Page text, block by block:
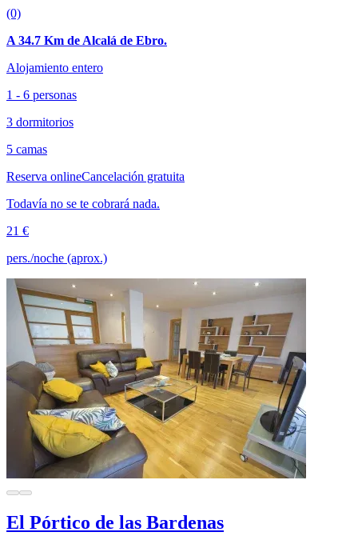
(0)
A 34.7 Km de Alcalá de Ebro.
Alojamiento entero
1 - 6 personas
3 dormitorios
5 camas
Reserva onlineCancelación gratuita
Todavía no se te cobrará nada.
21 €
pers./noche (aprox.)
El Pórtico de las Bardenas